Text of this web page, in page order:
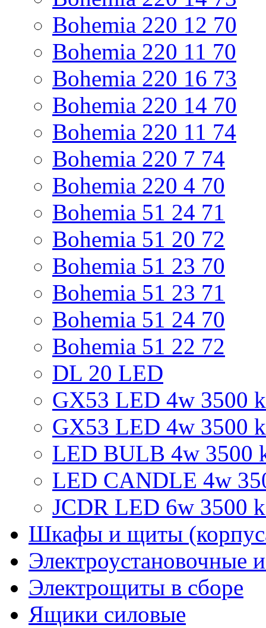
Bohemia 220 12 70
Bohemia 220 11 70
Bohemia 220 16 73
Bohemia 220 14 70
Bohemia 220 11 74
Bohemia 220 7 74
Bohemia 220 4 70
Bohemia 51 24 71
Bohemia 51 20 72
Bohemia 51 23 70
Bohemia 51 23 71
Bohemia 51 24 70
Bohemia 51 22 72
DL 20 LED
GX53 LED 4w 3500
GX53 LED 4w 3500
LED BULB 4w 3500
LED CANDLE 4w
JCDR LED 6w 3500
Шкафы и щиты
Электроустановочные
Электрощиты в сборе
Ящики силовые